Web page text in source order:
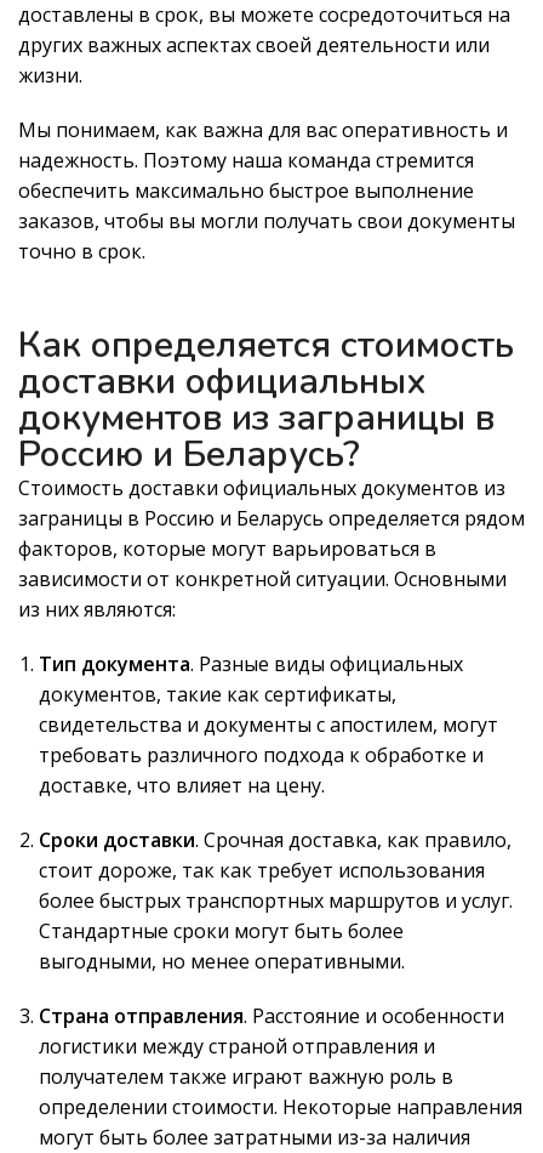
доставлены в срок, вы можете сосредоточиться на
других важных аспектах своей деятельности или
жизни.
Мы понимаем, как важна для вас оперативность и
надежность. Поэтому наша команда стремится
обеспечить максимально быстрое выполнение
заказов, чтобы вы могли получать свои документы
точно в срок.
Как определяется стоимость
доставки официальных
документов из заграницы в
Россию и Беларусь?
Стоимость доставки официальных документов из
заграницы в Россию и Беларусь определяется рядом
факторов, которые могут варьироваться в
зависимости от конкретной ситуации. Основными
из них являются:
Тип документа. Разные виды официальных
документов, такие как сертификаты,
свидетельства и документы с апостилем, могут
требовать различного подхода к обработке и
доставке, что влияет на цену.
Сроки доставки. Срочная доставка, как правило,
стоит дороже, так как требует использования
более быстрых транспортных маршрутов и услуг.
Стандартные сроки могут быть более
выгодными, но менее оперативными.
Страна отправления. Расстояние и особенности
логистики между страной отправления и
получателем также играют важную роль в
определении стоимости. Некоторые направления
могут быть более затратными из-за наличия